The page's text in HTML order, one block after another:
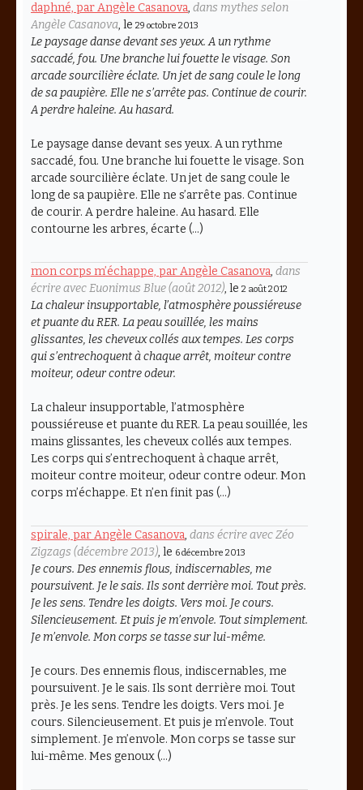
daphné, par Angèle Casanova, dans mythes selon
Angèle Casanova, le 29 octobre 2013
Le paysage danse devant ses yeux. A un rythme
saccadé, fou. Une branche lui fouette le visage. Son
arcade sourcilière éclate. Un jet de sang coule le long
de sa paupière. Elle ne s’arrête pas. Continue de courir.
A perdre haleine. Au hasard.
Le paysage danse devant ses yeux. A un rythme
saccadé, fou. Une branche lui fouette le visage. Son
arcade sourcilière éclate. Un jet de sang coule le
long de sa paupière. Elle ne s’arrête pas. Continue
de courir. A perdre haleine. Au hasard. Elle
contourne les arbres, écarte (…)
mon corps m’échappe, par Angèle Casanova, dans
écrire avec Euonimus Blue (août 2012), le 2 août 2012
La chaleur insupportable, l’atmosphère poussiéreuse
et puante du RER. La peau souillée, les mains
glissantes, les cheveux collés aux tempes. Les corps
qui s’entrechoquent à chaque arrêt, moiteur contre
moiteur, odeur contre odeur.
La chaleur insupportable, l’atmosphère
poussiéreuse et puante du RER. La peau souillée, les
mains glissantes, les cheveux collés aux tempes.
Les corps qui s’entrechoquent à chaque arrêt,
moiteur contre moiteur, odeur contre odeur. Mon
corps m’échappe. Et n’en finit pas (…)
spirale, par Angèle Casanova, dans écrire avec Zéo
Zigzags (décembre 2013), le 6 décembre 2013
Je cours. Des ennemis flous, indiscernables, me
poursuivent. Je le sais. Ils sont derrière moi. Tout près.
Je les sens. Tendre les doigts. Vers moi. Je cours.
Silencieusement. Et puis je m’envole. Tout simplement.
Je m’envole. Mon corps se tasse sur lui-même.
Je cours. Des ennemis flous, indiscernables, me
poursuivent. Je le sais. Ils sont derrière moi. Tout
près. Je les sens. Tendre les doigts. Vers moi. Je
cours. Silencieusement. Et puis je m’envole. Tout
simplement. Je m’envole. Mon corps se tasse sur
lui-même. Mes genoux (…)